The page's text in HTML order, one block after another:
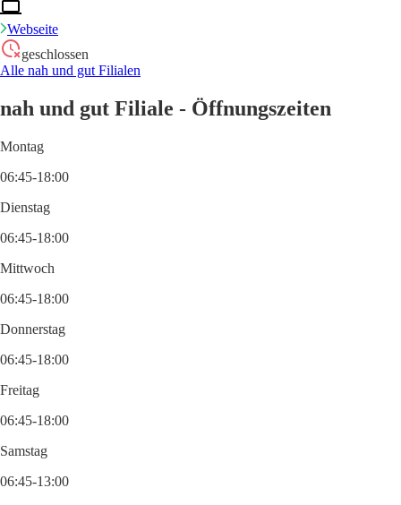
Webseite
geschlossen
Alle nah und gut Filialen
nah und gut Filiale - Öffnungszeiten
Montag
06:45-18:00
Dienstag
06:45-18:00
Mittwoch
06:45-18:00
Donnerstag
06:45-18:00
Freitag
06:45-18:00
Samstag
06:45-13:00